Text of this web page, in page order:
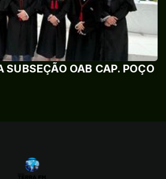
SUBSEÇÃO OAB CAP. POÇO